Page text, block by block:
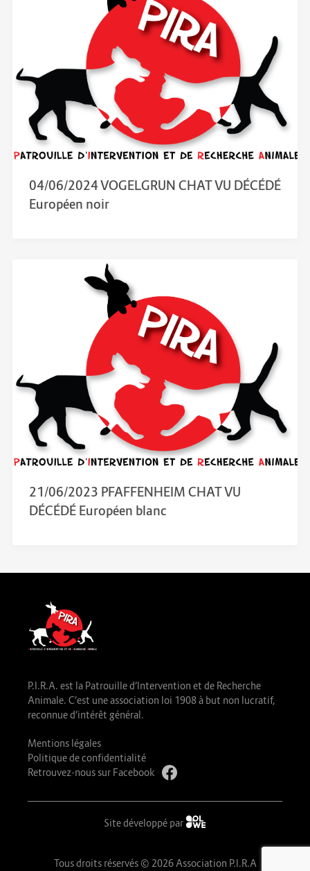
04/06/2024 VOGELGRUN CHAT VU DÉCÉDÉ
Européen noir
21/06/2023 PFAFFENHEIM CHAT VU
DÉCÉDÉ Européen blanc
P.I.R.A. est la Patrouille d’Intervention et de Recherche
Animale. C’est une association loi 1908 à but non lucratif,
reconnue d’intérêt général.
Mentions légales
Politique de confidentialité
Retrouvez-nous sur Facebook
Site développé par
Tous droits réservés © 2026 Association P.I.R.A